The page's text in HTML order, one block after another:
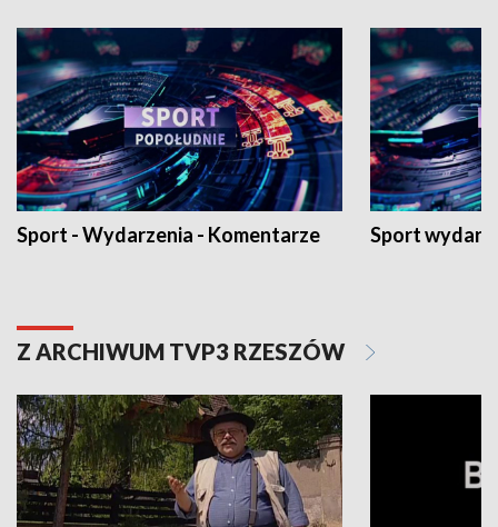
Sport - Wydarzenia - Komentarze Sport
Z ARCHIWUM TVP3 RZESZÓW